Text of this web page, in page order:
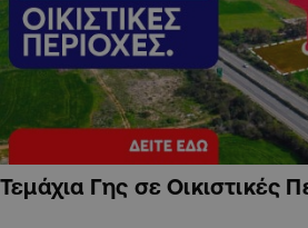
Τεμάχια Γης σε Οικιστικές